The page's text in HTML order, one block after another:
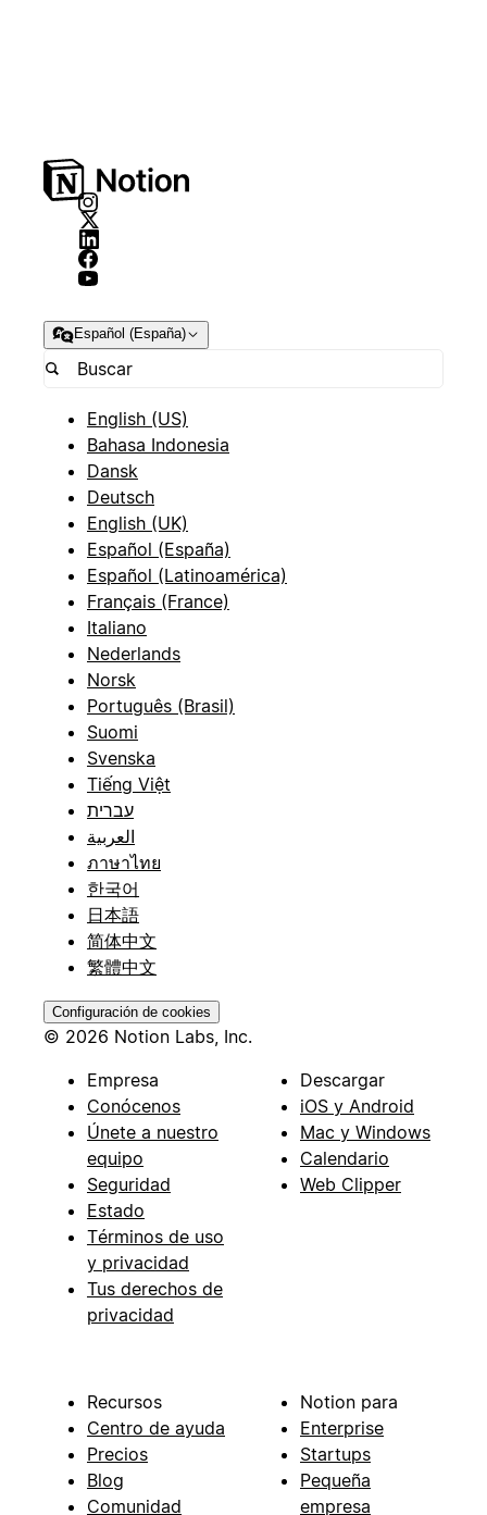
Español (España)
English (US)
Bahasa Indonesia
Dansk
Deutsch
English (UK)
Español (España)
Español (Latinoamérica)
Français (France)
Italiano
Nederlands
Norsk
Português (Brasil)
Suomi
Svenska
Tiếng Việt
עברית
العربية
ภาษาไทย
한국어
日本語
简体中文
繁體中文
Configuración de cookies
© 2026 Notion Labs, Inc.
Empresa
Conócenos
Únete a nuestro
equipo
Seguridad
Estado
Términos de uso
y privacidad
Tus derechos de
privacidad
Descargar
iOS y Android
Mac y Windows
Calendario
Web Clipper
Recursos
Centro de ayuda
Precios
Blog
Comunidad
Notion para
Enterprise
Startups
Pequeña
empresa